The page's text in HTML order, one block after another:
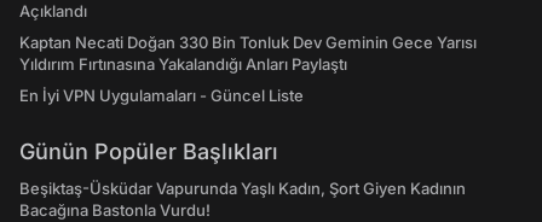
Açıklandı
Kaptan Necati Doğan 330 Bin Tonluk Dev Geminin Gece Yarısı
Yıldırım Fırtınasına Yakalandığı Anları Paylaştı
En İyi VPN Uygulamaları - Güncel Liste
Günün Popüler Başlıkları
Beşiktaş-Üsküdar Vapurunda Yaşlı Kadın, Şort Giyen Kadının
Bacağına Bastonla Vurdu!